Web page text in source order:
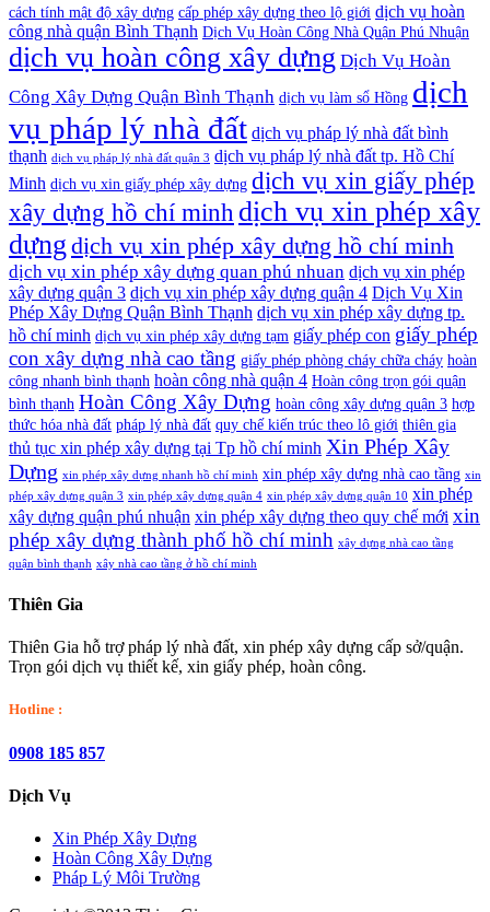
cách tính mật độ xây dựng cấp phép xây dựng theo lộ giới dịch vụ hoàn
công nhà quận Bình Thạnh Dịch Vụ Hoàn Công Nhà Quận Phú Nhuận
dịch vụ hoàn công xây dựng Dịch Vụ Hoàn
Công Xây Dựng Quận Bình Thạnh dịch vụ làm sổ Hồng dịch
vụ pháp lý nhà đất dịch vụ pháp lý nhà đất bình
thạnh dịch vụ pháp lý nhà đất quận 3 dịch vụ pháp lý nhà đất tp. Hồ Chí
Minh dịch vụ xin giấy phép xây dựng dịch vụ xin giấy phép
xây dựng hồ chí minh dịch vụ xin phép xây
dựng dịch vụ xin phép xây dựng hồ chí minh
dịch vụ xin phép xây dựng quan phú nhuan dịch vụ xin phép
xây dựng quận 3 dịch vụ xin phép xây dựng quận 4 Dịch Vụ Xin
Phép Xây Dựng Quận Bình Thạnh dịch vụ xin phép xây dựng tp.
hồ chí minh dịch vụ xin phép xây dựng tạm giấy phép con giấy phép
con xây dựng nhà cao tầng giấy phép phòng cháy chữa cháy hoàn
công nhanh bình thạnh hoàn công nhà quận 4 Hoàn công trọn gói quận
bình thạnh Hoàn Công Xây Dựng hoàn công xây dựng quận 3 hợp
thức hóa nhà đất pháp lý nhà đất quy chế kiến trúc theo lô giới thiên gia
thủ tục xin phép xây dựng tại Tp hồ chí minh Xin Phép Xây
Dựng xin phép xây dựng nhanh hồ chí minh xin phép xây dựng nhà cao tầng xin
phép xây dựng quận 3 xin phép xây dựng quận 4 xin phép xây dựng quận 10 xin phép
xây dựng quận phú nhuận xin phép xây dựng theo quy chế mới xin
phép xây dựng thành phố hồ chí minh xây dựng nhà cao tầng
quận bình thạnh xây nhà cao tầng ở hồ chí minh
Thiên Gia
Thiên Gia hỗ trợ pháp lý nhà đất, xin phép xây dựng cấp sở/quận.
Trọn gói dịch vụ thiết kế, xin giấy phép, hoàn công.
Hotline :
0908 185 857
Dịch Vụ
Xin Phép Xây Dựng
Hoàn Công Xây Dựng
Pháp Lý Môi Trường